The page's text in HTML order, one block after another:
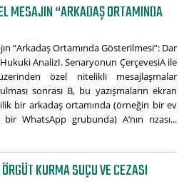
MESAJIN “ARKADAŞ ORTAMINDA
“Arkadaş Ortamında Gösterilmesi”: Dar
AnalizI. Senaryonun ÇerçevesiA ile
özel nitelikli mesajlaşmalar
sonrası B, bu yazışmaların ekran
bir arkadaş ortamında (örneğin bir ev
WhatsApp grubunda) A’nın rızası...
KURMA SUÇU VE CEZASI